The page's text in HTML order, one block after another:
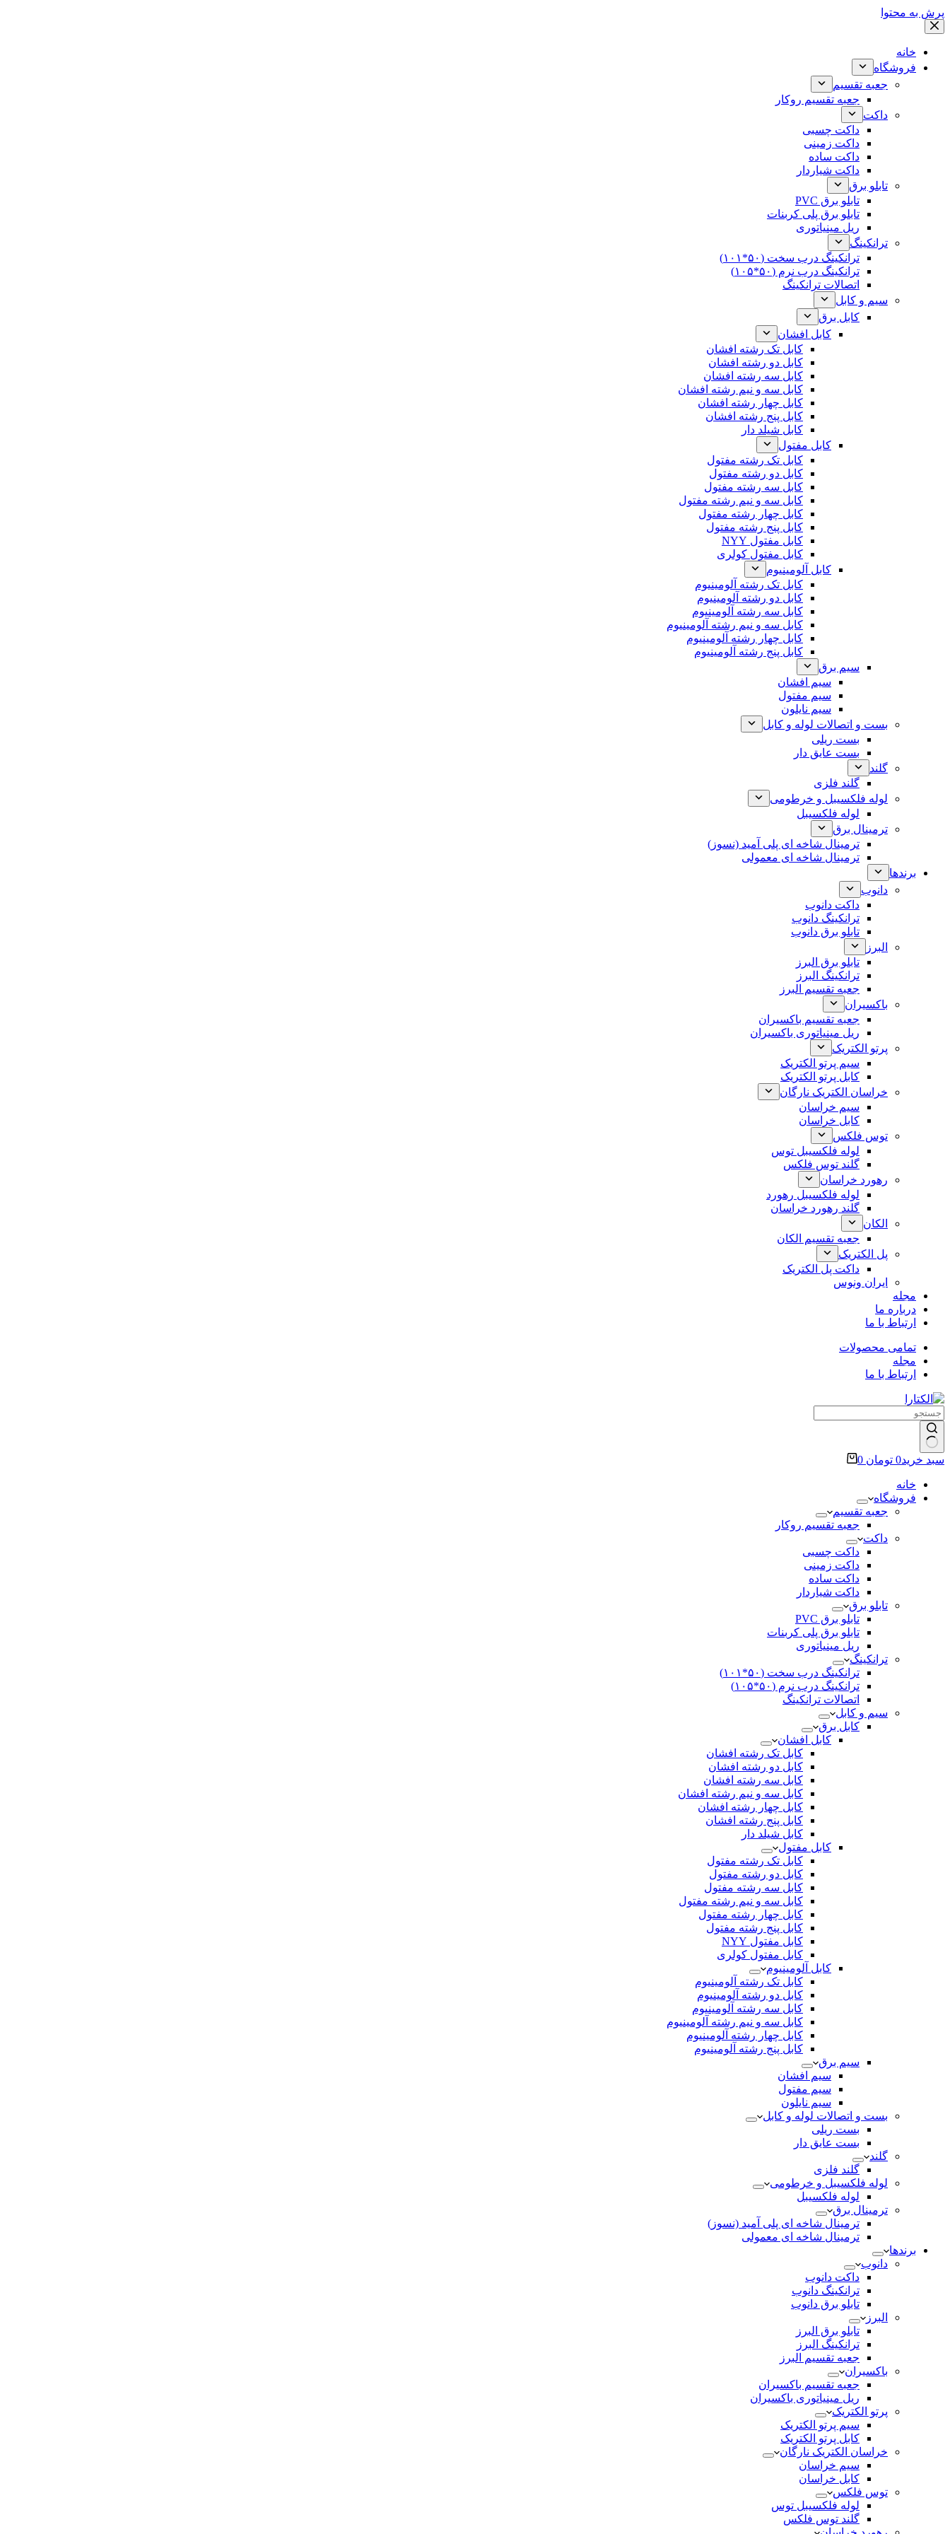
پرش به محتوا
خانه
فروشگاه
جعبه تقسیم
جعبه تقسیم روکار
داکت
داکت چسبی
داکت زمینی
داکت ساده
داکت شیاردار
تابلو برق
تابلو برق PVC
تابلو برق پلی کربنات
ریل مینیاتوری
ترانکینگ
ترانکینگ درب سخت (۵۰*۱۰۱)
ترانکینگ درب نرم (۵۰*۱۰۵)
اتصالات ترانکینگ
سیم و کابل
کابل برق
کابل افشان
کابل تک رشته افشان
کابل دو رشته افشان
کابل سه رشته افشان
کابل سه و نیم رشته افشان
کابل چهار رشته افشان
کابل پنج رشته افشان
کابل شیلد دار
کابل مفتول
کابل تک رشته مفتول
کابل دو رشته مفتول
کابل سه رشته مفتول
کابل سه و نیم رشته مفتول
کابل چهار رشته مفتول
کابل پنج رشته مفتول
کابل مفتول NYY
کابل مفتول کولری
کابل آلومینیوم
کابل تک رشته آلومینیوم
کابل دو رشته آلومینیوم
کابل سه رشته آلومینیوم
کابل سه و نیم رشته آلومینیوم
کابل چهار رشته آلومینیوم
کابل پنج رشته آلومینیوم
سیم برق
سیم افشان
سیم مفتول
سیم نایلون
بست و اتصالات لوله و کابل
بست ریلی
بست عایق دار
گلند
گلند فلزی
لوله فلکسیبل و خرطومی
لوله فلکسیبل
ترمینال برق
ترمینال شاخه ای پلی آمید (نسوز)
ترمینال شاخه ای معمولی
برندها
دانوب
داکت دانوب
ترانکینگ دانوب
تابلو برق دانوب
البرز
تابلو برق البرز
ترانکینگ البرز
جعبه تقسیم البرز
باکسیران
جعبه تقسیم باکسیران
ریل مینیاتوری باکسیران
پرتو الکتریک
سیم پرتو الکتریک
کابل پرتو الکتریک
خراسان الکتریک نارگان
سیم خراسان
کابل خراسان
توس فلکس
لوله فلکسیبل توس
گلند توس فلکس
رهورد خراسان
لوله فلکسیبل رهورد
گلند رهورد خراسان
الکان
جعبه تقسیم الکان
پل الکتریک
داکت پل الکتریک
ایران ونوس
مجله
درباره ما
ارتباط با ما
تمامی محصولات
مجله
ارتباط با ما
سبد خرید0 تومان 0
خانه
فروشگاه
جعبه تقسیم
جعبه تقسیم روکار
داکت
داکت چسبی
داکت زمینی
داکت ساده
داکت شیاردار
تابلو برق
تابلو برق PVC
تابلو برق پلی کربنات
ریل مینیاتوری
ترانکینگ
ترانکینگ درب سخت (۵۰*۱۰۱)
ترانکینگ درب نرم (۵۰*۱۰۵)
اتصالات ترانکینگ
سیم و کابل
کابل برق
کابل افشان
کابل تک رشته افشان
کابل دو رشته افشان
کابل سه رشته افشان
کابل سه و نیم رشته افشان
کابل چهار رشته افشان
کابل پنج رشته افشان
کابل شیلد دار
کابل مفتول
کابل تک رشته مفتول
کابل دو رشته مفتول
کابل سه رشته مفتول
کابل سه و نیم رشته مفتول
کابل چهار رشته مفتول
کابل پنج رشته مفتول
کابل مفتول NYY
کابل مفتول کولری
کابل آلومینیوم
کابل تک رشته آلومینیوم
کابل دو رشته آلومینیوم
کابل سه رشته آلومینیوم
کابل سه و نیم رشته آلومینیوم
کابل چهار رشته آلومینیوم
کابل پنج رشته آلومینیوم
سیم برق
سیم افشان
سیم مفتول
سیم نایلون
بست و اتصالات لوله و کابل
بست ریلی
بست عایق دار
گلند
گلند فلزی
لوله فلکسیبل و خرطومی
لوله فلکسیبل
ترمینال برق
ترمینال شاخه ای پلی آمید (نسوز)
ترمینال شاخه ای معمولی
برندها
دانوب
داکت دانوب
ترانکینگ دانوب
تابلو برق دانوب
البرز
تابلو برق البرز
ترانکینگ البرز
جعبه تقسیم البرز
باکسیران
جعبه تقسیم باکسیران
ریل مینیاتوری باکسیران
پرتو الکتریک
سیم پرتو الکتریک
کابل پرتو الکتریک
خراسان الکتریک نارگان
سیم خراسان
کابل خراسان
توس فلکس
لوله فلکسیبل توس
گلند توس فلکس